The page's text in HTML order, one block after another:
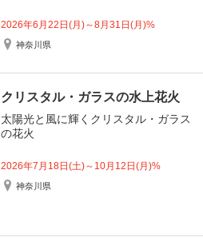
2026年6月22日(月)～8月31日(月)%
神奈川県
クリスタル・ガラスの水上花火
太陽光と風に輝くクリスタル・ガラス
の花火
2026年7月18日(土)～10月12日(月)%
神奈川県